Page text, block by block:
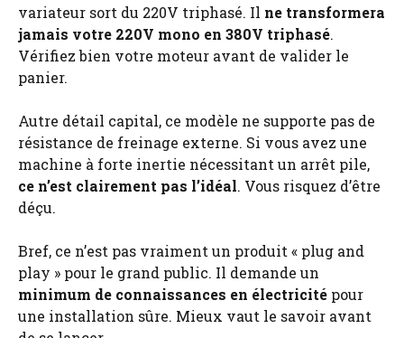
variateur sort du 220V triphasé. Il ne transformera
jamais votre 220V mono en 380V triphasé.
Vérifiez bien votre moteur avant de valider le
panier.
Autre détail capital, ce modèle ne supporte pas de
résistance de freinage externe. Si vous avez une
machine à forte inertie nécessitant un arrêt pile,
ce n’est clairement pas l’idéal. Vous risquez d’être
déçu.
Bref, ce n’est pas vraiment un produit « plug and
play » pour le grand public. Il demande un
minimum de connaissances en électricité pour
une installation sûre. Mieux vaut le savoir avant